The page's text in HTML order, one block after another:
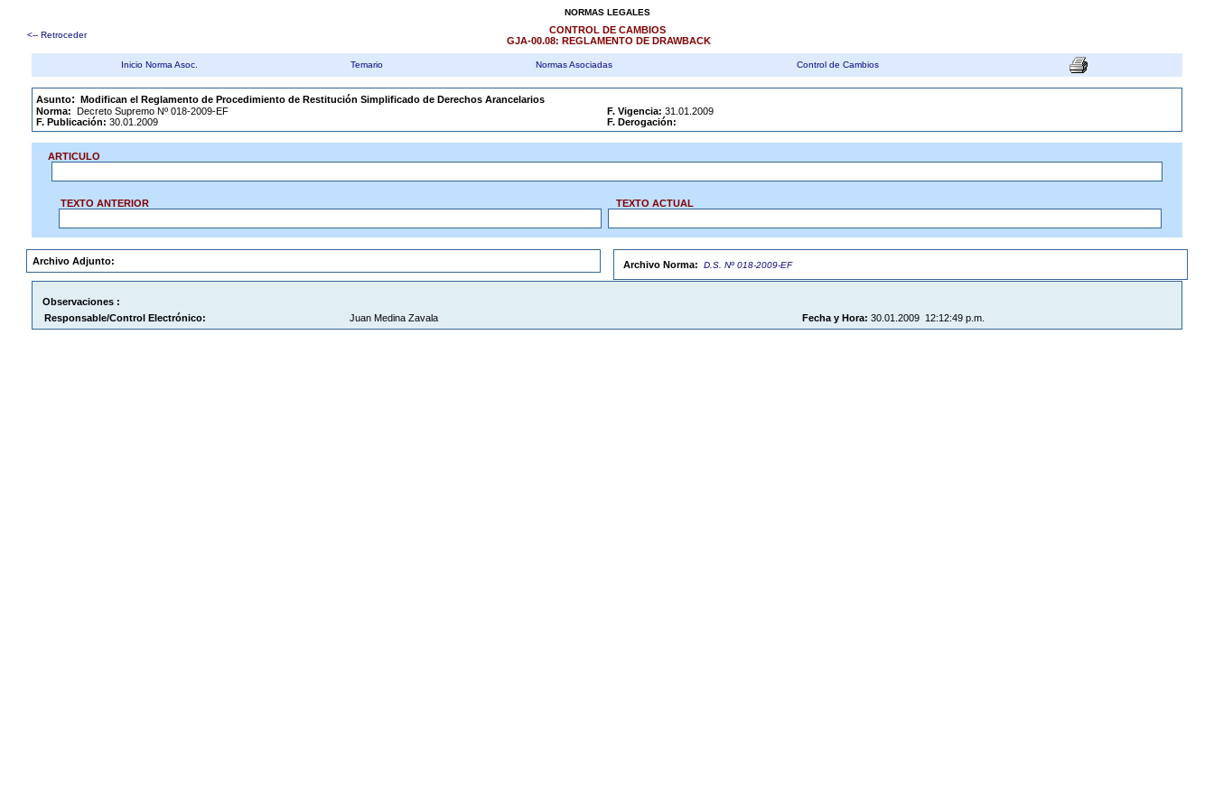
NORMAS LEGALES
<-- Retroceder
CONTROL DE CAMBIOS
GJA-00.08: REGLAMENTO DE DRAWBACK
Inicio Norma Asoc. Temario Normas Asociadas Control de Cambios
Asunto: Modifican el Reglamento de Procedimiento de Restitución Simplificado de Derechos Arancelarios
Norma: Decreto Supremo Nº 018-2009-EF F. Vigencia: 31.01.2009
F. Publicación: 30.01.2009 F. Derogación:
ARTICULO
TEXTO ANTERIOR TEXTO ACTUAL
Archivo Adjunto: Archivo Norma: D.S. Nº 018-2009-EF
Observaciones :
Responsable/Control Electrónico:
Juan Medina Zavala Fecha y Hora: 30.01.2009 12:12:49 p.m.